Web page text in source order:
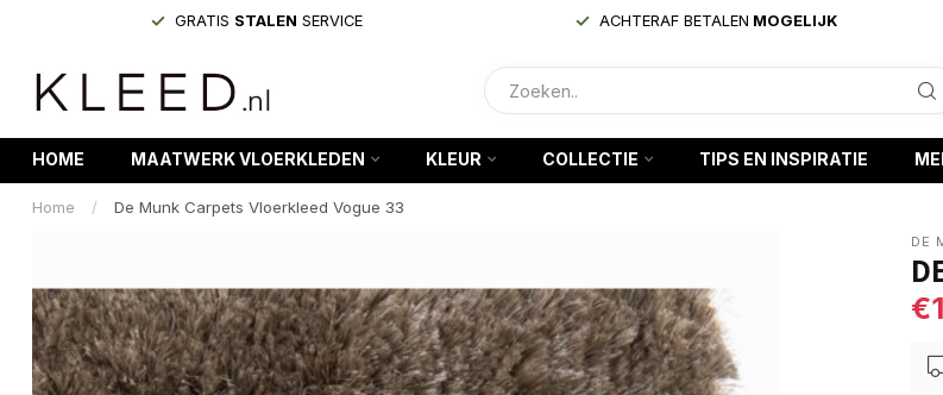
GRATIS STALEN SERVICE ACHTERAF BETALEN MOGELIJK
HOME MAATWERK VLOERKLEDEN KLEUR COLLECTIE TIPS EN INSPIRATIE
Home / De Munk Carpets Vloerkleed Vogue 33
DE